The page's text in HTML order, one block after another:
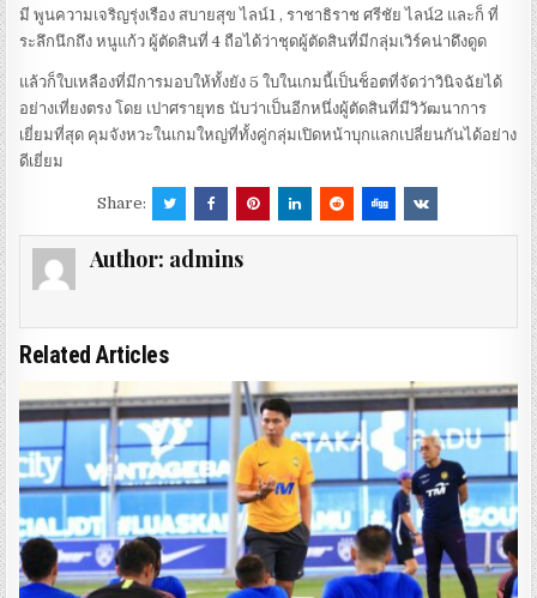
มี พูนความเจริญรุ่งเรือง สบายสุข ไลน์1 , ราชาธิราช ศรีชัย ไลน์2 และก็ ที่
ระลึกนึกถึง หนูแก้ว ผู้ตัดสินที่ 4 ถือได้ว่าชุดผู้ตัดสินที่มีกลุ่มเวิร์คน่าดึงดูด
แล้วก็ใบเหลืองที่มีการมอบให้ทั้งยัง 5 ใบในเกมนี้เป็นช็อตที่จัดว่าวินิจฉัยได้
อย่างเที่ยงตรง โดย เปาศรายุทธ นับว่าเป็นอีกหนึ่งผู้ตัดสินที่มีวิวัฒนาการ
เยี่ยมที่สุด คุมจังหวะในเกมใหญ่ที่ทั้งคู่กลุ่มเปิดหน้าบุกแลกเปลี่ยนกันได้อย่าง
ดีเยี่ยม
Share:
Author: admins
Related Articles